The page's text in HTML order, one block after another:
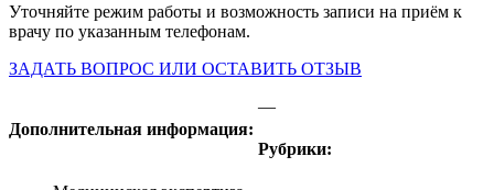
Уточняйте режим работы и возможность записи на приём к
врачу по указанным телефонам.
ЗАДАТЬ ВОПРОС ИЛИ ОСТАВИТЬ ОТЗЫВ
Дополнительная информация:
—
Рубрики: